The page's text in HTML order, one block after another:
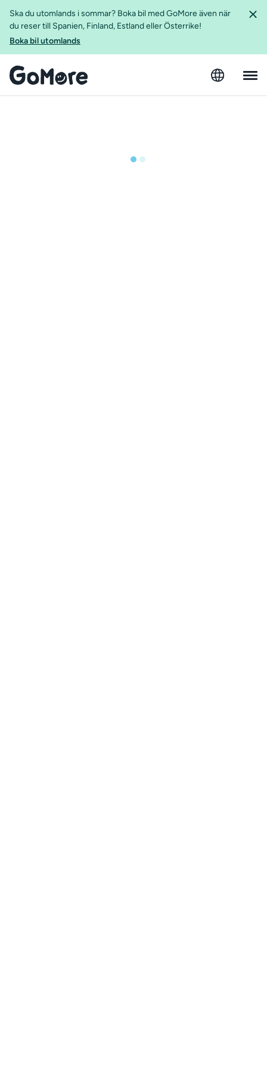
Ska du utomlands i sommar? Boka bil med GoMore även när
du reser till Spanien, Finland, Estland eller Österrike!
Boka bil utomlands